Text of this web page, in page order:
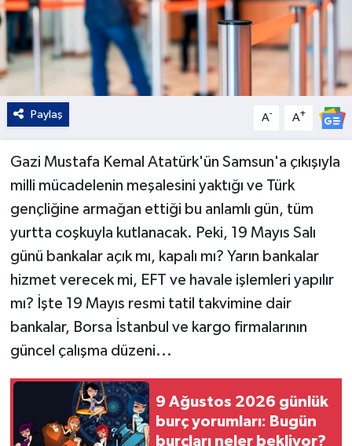
Paylaş A- A+
Gazi Mustafa Kemal Atatürk'ün Samsun'a çıkışıyla
milli mücadelenin meşalesini yaktığı ve Türk
gençliğine armağan ettiği bu anlamlı gün, tüm
yurtta coşkuyla kutlanacak. Peki, 19 Mayıs Salı
günü bankalar açık mı, kapalı mı? Yarın bankalar
hizmet verecek mi, EFT ve havale işlemleri yapılır
mı? İşte 19 Mayıs resmi tatil takvimine dair
bankalar, Borsa İstanbul ve kargo firmalarının
güncel çalışma düzeni...
9 Ağustos 2026 günlük
burç yorumları: Bugün
burçları neler bekliyor?